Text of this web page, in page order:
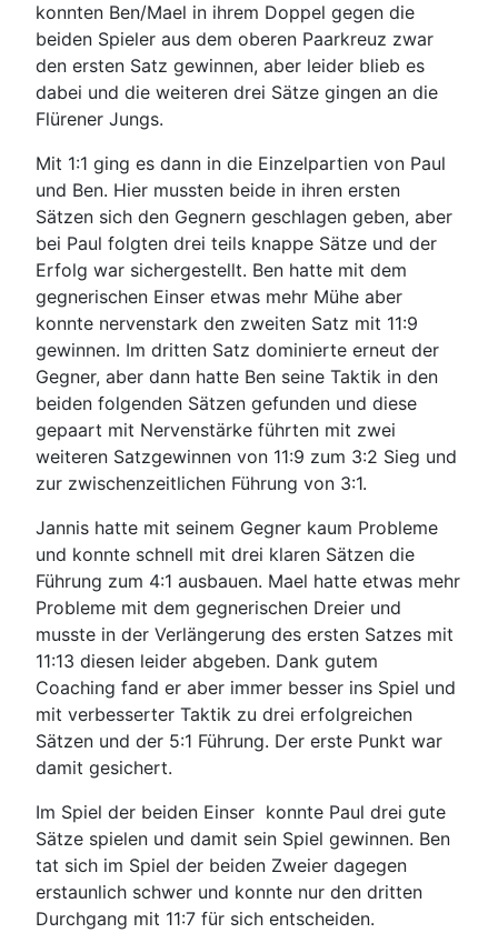
konnten Ben/Mael in ihrem Doppel gegen die
beiden Spieler aus dem oberen Paarkreuz zwar
den ersten Satz gewinnen, aber leider blieb es
dabei und die weiteren drei Sätze gingen an die
Flürener Jungs.
Mit 1:1 ging es dann in die Einzelpartien von Paul
und Ben. Hier mussten beide in ihren ersten
Sätzen sich den Gegnern geschlagen geben, aber
bei Paul folgten drei teils knappe Sätze und der
Erfolg war sichergestellt. Ben hatte mit dem
gegnerischen Einser etwas mehr Mühe aber
konnte nervenstark den zweiten Satz mit 11:9
gewinnen. Im dritten Satz dominierte erneut der
Gegner, aber dann hatte Ben seine Taktik in den
beiden folgenden Sätzen gefunden und diese
gepaart mit Nervenstärke führten mit zwei
weiteren Satzgewinnen von 11:9 zum 3:2 Sieg und
zur zwischenzeitlichen Führung von 3:1.
Jannis hatte mit seinem Gegner kaum Probleme
und konnte schnell mit drei klaren Sätzen die
Führung zum 4:1 ausbauen. Mael hatte etwas mehr
Probleme mit dem gegnerischen Dreier und
musste in der Verlängerung des ersten Satzes mit
11:13 diesen leider abgeben. Dank gutem
Coaching fand er aber immer besser ins Spiel und
mit verbesserter Taktik zu drei erfolgreichen
Sätzen und der 5:1 Führung. Der erste Punkt war
damit gesichert.
Im Spiel der beiden Einser konnte Paul drei gute
Sätze spielen und damit sein Spiel gewinnen. Ben
tat sich im Spiel der beiden Zweier dagegen
erstaunlich schwer und konnte nur den dritten
Durchgang mit 11:7 für sich entscheiden.